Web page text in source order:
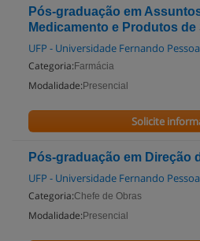
Pós-graduação em
Medicamento e Produtos de
UFP - Universidade Fernando Pessoa
Categoria: Farmácia
Modalidade: Presencial
Solicite
Pós-graduação em Direção
UFP - Universidade Fernando Pessoa
Categoria:Chefe de Obras
Modalidade: Presencial